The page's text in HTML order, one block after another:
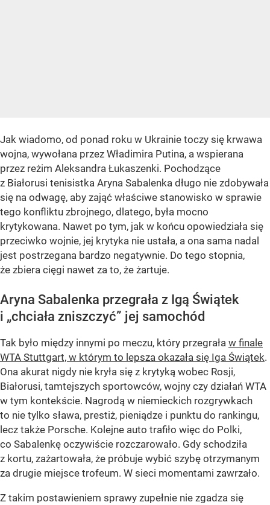
Jak wiadomo, od ponad roku w Ukrainie toczy się krwawa
wojna, wywołana przez Władimira Putina, a wspierana
przez reżim Aleksandra Łukaszenki. Pochodzące
z Białorusi tenisistka Aryna Sabalenka długo nie zdobywała
się na odwagę, aby zająć właściwe stanowisko w sprawie
tego konfliktu zbrojnego, dlatego, była mocno
krytykowana. Nawet po tym, jak w końcu opowiedziała się
przeciwko wojnie, jej krytyka nie ustała, a ona sama nadal
jest postrzegana bardzo negatywnie. Do tego stopnia,
że zbiera cięgi nawet za to, że żartuje.
Aryna Sabalenka przegrała z Igą Świątek
i „chciała zniszczyć” jej samochód
Tak było między innymi po meczu, który przegrała w finale
WTA Stuttgart, w którym to lepsza okazała się Iga Świątek.
Ona akurat nigdy nie kryła się z krytyką wobec Rosji,
Białorusi, tamtejszych sportowców, wojny czy działań WTA
w tym kontekście. Nagrodą w niemieckich rozgrywkach
to nie tylko sława, prestiż, pieniądze i punktu do rankingu,
lecz także Porsche. Kolejne auto trafiło więc do Polki,
co Sabalenkę oczywiście rozczarowało. Gdy schodziła
z kortu, zażartowała, że próbuje wybić szybę otrzymanym
za drugie miejsce trofeum. W sieci momentami zawrzało.
Z takim postawieniem sprawy zupełnie nie zgadza się